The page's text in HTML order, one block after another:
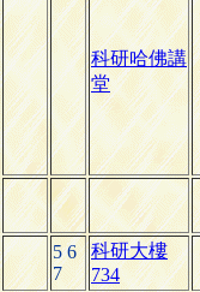
科研哈佛講
堂
5 6
7
科研大樓
734